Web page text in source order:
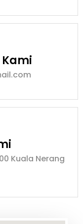
Kuala Nerang